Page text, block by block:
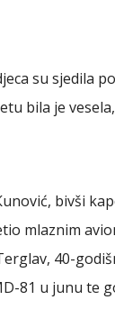
su sjedila
bila je
bivši
mlaznim
40-
81 u junu te